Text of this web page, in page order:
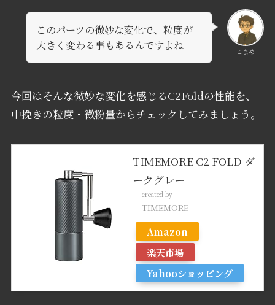
こまめ
このパーツの微妙な変化で、粒度が
大きく変わる事もあるんですよね
今回はそんな微妙な変化を感じるC2Foldの性能を、
中挽きの粒度・微粉量からチェックしてみましょう。
TIMEMORE C2 FOLD ダ
ークグレー
created by
TIMEMORE
Amazon
楽天市場
Yahooショッピング